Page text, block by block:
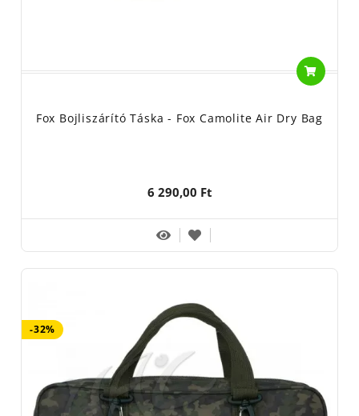
Fox Bojliszárító Táska - Fox Camolite Air Dry Bag
6 290,00 Ft
-32%